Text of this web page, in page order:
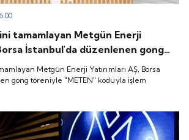
tamamlayan Metgün Enerji
İstanbul'da düzenlenen gong
koduyla işlem görmeye başladı.
Metgün Enerji Yatırımları AŞ, Borsa
gong töreniyle "METEN" koduyla işlem